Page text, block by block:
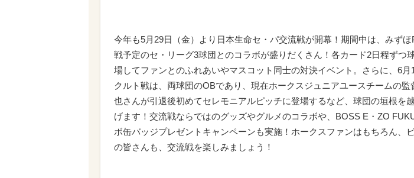
今年も5月29日（金）より日本生命セ・パ交流戦が開幕！期間中は、みず
戦予定のセ・リーグ3球団とのコラボが盛りだくさん！各カード2日程ずつ
場してファンとのふれあいやマスコット同士の対決イベント。さらに、6月
クルト戦は、両球団のOBであり、現在ホークスジュニアユースチームの
也さんが引退後初めてセレモニアルピッチに登場するなど、球団の垣根を
げます！交流戦ならではのグッズやグルメのコラボや、BOSS E・ZO
ボ缶バッジプレゼントキャンペーンも実施！ホークスファンはもちろん、
の皆さんも、交流戦を楽しみましょう！